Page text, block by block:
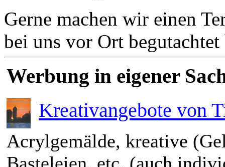
Gerne machen wir einen
bei uns vor Ort
Werbung in eigener
Kreativangebote von
Acrylgemälde, kreative